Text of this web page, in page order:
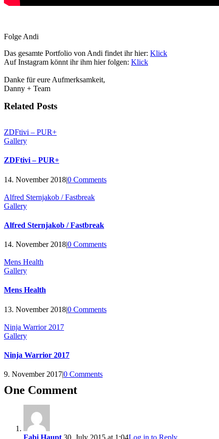
Folge Andi
Das gesamte Portfolio von Andi findet ihr hier: Klick
Auf Instagram könnt ihr ihm hier folgen: Klick
Danke für eure Aufmerksamkeit,
Danny + Team
Related Posts
ZDFtivi – PUR+
Gallery
ZDFtivi – PUR+
14. November 2018|0 Comments
Alfred Sternjakob / Fastbreak
Gallery
Alfred Sternjakob / Fastbreak
14. November 2018|0 Comments
Mens Health
Gallery
Mens Health
13. November 2018|0 Comments
Ninja Warrior 2017
Gallery
Ninja Warrior 2017
9. November 2017|0 Comments
One Comment